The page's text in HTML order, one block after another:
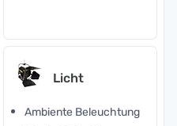
Licht
Ambiente Beleuchtung